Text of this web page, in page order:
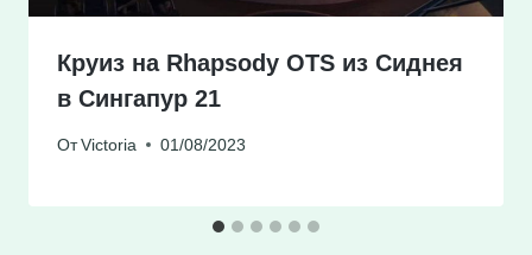
Круиз на Rhapsody OTS из Сиднея
в Сингапур 21
От Victoria 01/08/2023